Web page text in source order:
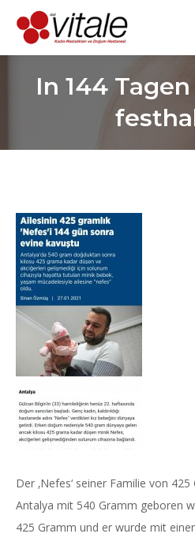
In 144
Der ‚Nefes‘ seiner Familie von
Antalya mit 540 Gramm geboren
425 Gramm und er wurde mit